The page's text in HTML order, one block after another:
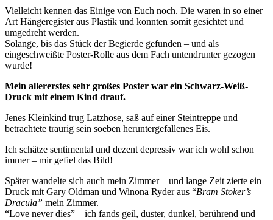
Vielleicht kennen das Einige von Euch noch. Die waren in so einer
Art Hängeregister aus Plastik und konnten somit gesichtet und
umgedreht werden.
Solange, bis das Stück der Begierde gefunden – und als
eingeschweißte Poster-Rolle aus dem Fach untendrunter gezogen
wurde!
Mein allererstes sehr großes Poster war ein Schwarz-Weiß-
Druck mit einem Kind drauf.
Jenes Kleinkind trug Latzhose, saß auf einer Steintreppe und
betrachtete traurig sein soeben heruntergefallenes Eis.
Ich schätze sentimental und dezent depressiv war ich wohl schon
immer – mir gefiel das Bild!
Später wandelte sich auch mein Zimmer – und lange Zeit zierte ein
Druck mit Gary Oldman und Winona Ryder aus “Bram Stoker’s
Dracula” mein Zimmer.
“Love never dies” – ich fands geil, duster, dunkel, berührend und